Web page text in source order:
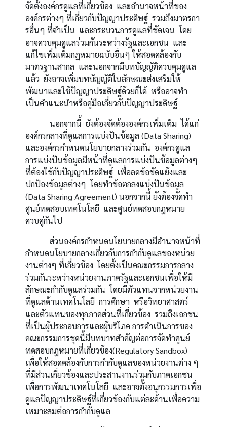
จัดตั้งองค์กรดูแลที่เกี่ยวข้อง และอำนาจหน้าที่ของ
องค์กรต่างๆ ที่เกี่ยวกับปัญญาประดิษฐ์ รวมถึงมาตรกา
รอื่นๆ ที่จำเป็น และกระบวนการดูแลที่ชัดเจน โดย
อาจควบคุมดูแลร่วมกันระหว่างรัฐและเอกชน และ
แก้ไขเพิ่มเติมกฎหมายฉบับอื่นๆ ให้สอดคล้องกับ
มาตรฐานสากล และนอกจากมีบทบัญญัติควบคุมดูแล
แล้ว ยังอาจเพิ่มบทบัญญัติในลักษณะส่งเสริมให้
พัฒนาและใช้ปัญญาประดิษฐ์ด้วยก็ได้ หรืออาจทำ
เป็นคำแนะนำหรือคู่มือเกี่ยวกับปัญญาประดิษฐ์
นอกจากนี้ ยังต้องจัดต้ององค์กรเพิ่มเติม ได้แก่
องค์กรกลางที่ดูแลการแบ่งปันข้อมูล (Data Sharing)
และองค์กรกำหนดนโยบายกลางร่วมกัน องค์กรดูแล
การแบ่งปันข้อมูลมีหน้าที่ดูแลการแบ่งปันข้อมูลต่างๆ
ที่ต้องใช้กับปัญญาประดิษฐ์ เพื่อลดข้อขัดแย้งและ
ปกป้องข้อมูลต่างๆ โดยทำข้อตกลงแบ่งปันข้อมูล
(Data Sharing Agreement) นอกจากนี้ ยังต้องจัดทำ
ศูนย์ทดสอบเทคโนโลยี และศูนย์ทดสอบกฎหมาย
ควบคู่กันไป
ส่วนองค์กรกำหนดนโยบายกลางมีอำนาจหน้าที่
กำหนดนโยบายกลางเกี่ยวกับการกำกับดูแลของหน่วย
งานต่างๆ ที่เกี่ยวข้อง โดยตั้งเป็นคณะกรรมการกลาง
ร่วมกันระหว่างหน่วยงานภาครัฐและเอกชนเพื่อให้มี
ลักษณะกำกับดูแลร่วมกัน โดยมีตัวแทนจากหน่วยงาน
ที่ดูแลด้านเทคโนโลยี การศึกษา หรือวิทยาศาสตร์
และตัวแทนของทุกภาคส่วนที่เกี่ยวข้อง รวมถึงเอกชน
ที่เป็นผู้ประกอบการและผู้บริโภค การดำเนินการของ
คณะกรรมการชุดนี้มีบทบาทสำคัญต่อการจัดทำศูนย์
ทดสอบกฎหมายที่เกี่ยวข้อง(Regulatory Sandbox)
เพื่อให้สอดคล้องกับการกำกับดูแลของหน่วยงานต่าง ๆ
ที่มีส่วนเกี่ยวข้องและประสานงานร่วมกับภาคเอกชน
เพื่อการพัฒนาเทคโนโลยี และอาจตั้งอนุกรรมการเพื่อ
ดูแลปัญญาประดิษฐ์ที่เกี่ยวข้องกับแต่ละด้านเพื่อความ
เหมาะสมต่อการกำกับดูแล